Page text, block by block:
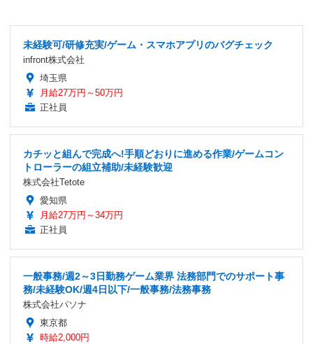
未経験可/研修充実/ゲーム・スマホアプリのバグチェック
infront株式会社
埼玉県
月給27万円～50万円
正社員
カチッと組んで完成へ!手順どおりに進める作業/ゲームコン
トローラーの組立補助/未経験歓迎
株式会社Tetote
愛知県
月給27万円～34万円
正社員
一般事務/週2～3日勤務ゲーム業界 法務部門でのサポート事
務/未経験OK/週4日以下/一般事務/法務事務
株式会社パソナ
東京都
時給2,000円